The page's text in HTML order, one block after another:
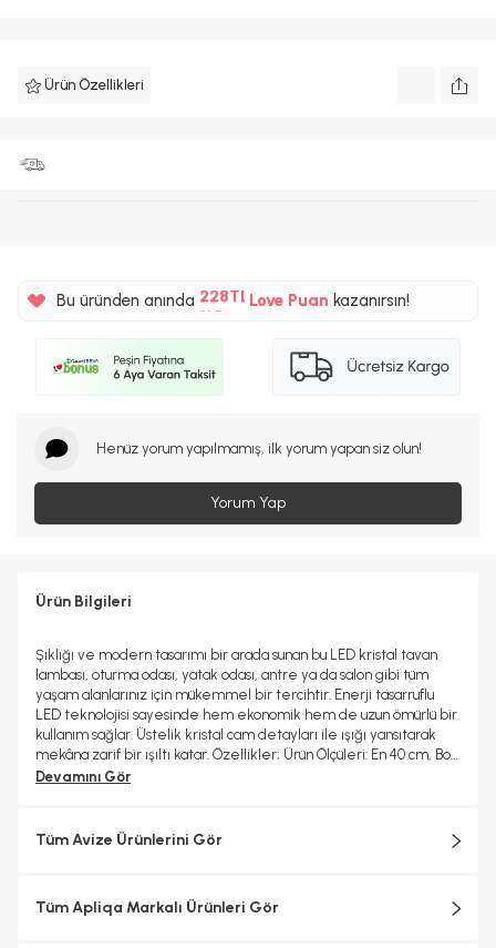
Ürün Özellikleri
Bu üründen anında %5Love Puankazanırsın!
Henüz yorum yapılmamış, ilk yorum yapan siz olun!
Yorum Yap
Ürün Bilgileri
Şıklığı ve modern tasarımı bir arada sunan bu LED kristal tavan
lambası, oturma odası, yatak odası, antre ya da salon gibi tüm
yaşam alanlarınız için mükemmel bir tercihtir. Enerji tasarruflu
LED teknolojisi sayesinde hem ekonomik hem de uzun ömürlü bir
kullanım sağlar. Üstelik kristal cam detayları ile ışığı yansıtarak
mekâna zarif bir ışıltı katar. Özellikler; Ürün Ölçüleri: En 40 cm, Boy
17 cm; Renk: Krom Materyal: Metal gövde, cam kristal detaylar;
Devamını Gör
Tüm Avize Ürünlerini Gör
Tüm Apliqa Markalı Ürünleri Gör